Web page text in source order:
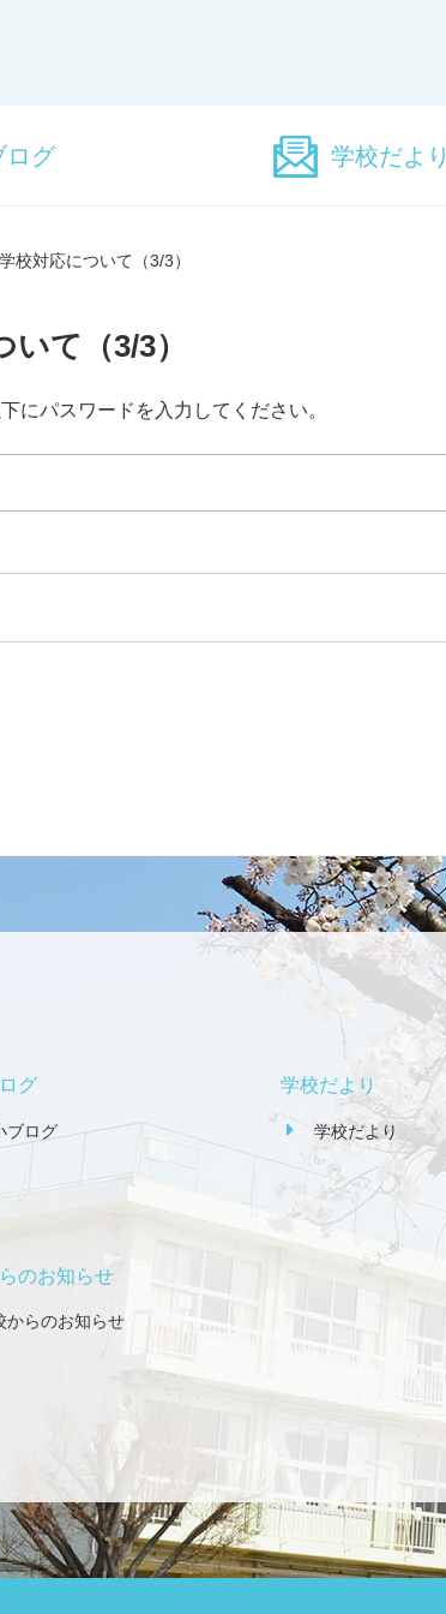
ログ 学校だより
校対応について（3/3）
て（3/3）
にパスワードを入力してください。
グ
ブログ
学校だより
学校だより
のお知らせ
からのお知らせ